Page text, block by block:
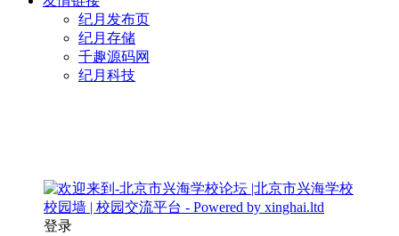
纪月发布页
纪月存储
千趣源码网
纪月科技
登录